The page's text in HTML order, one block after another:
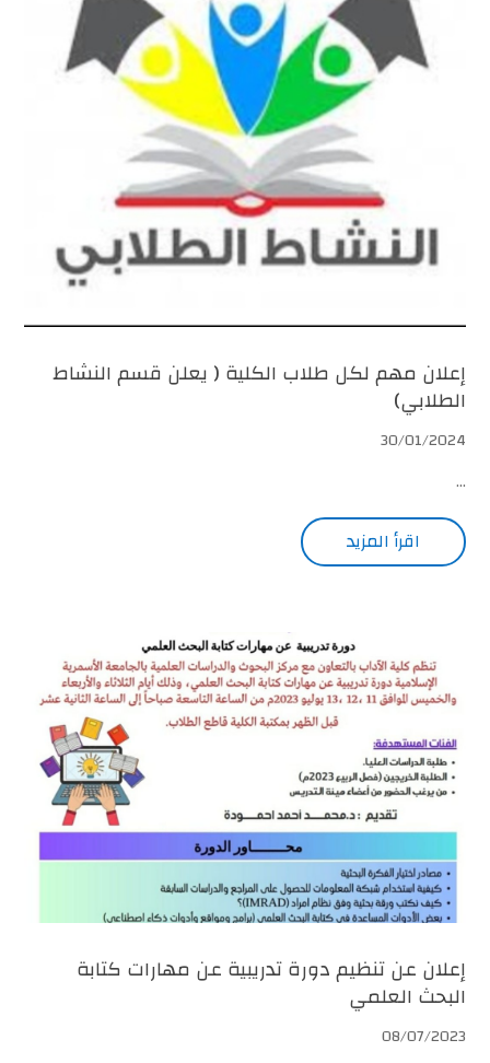
إعلان مهم لكل طلاب الكلية ( يعلن قسم النشاط
الطلابي)
30/01/2024
...
اقرأ المزيد
إعلان عن تنظيم دورة تدريبية عن مهارات كتابة
البحث العلمي
08/07/2023